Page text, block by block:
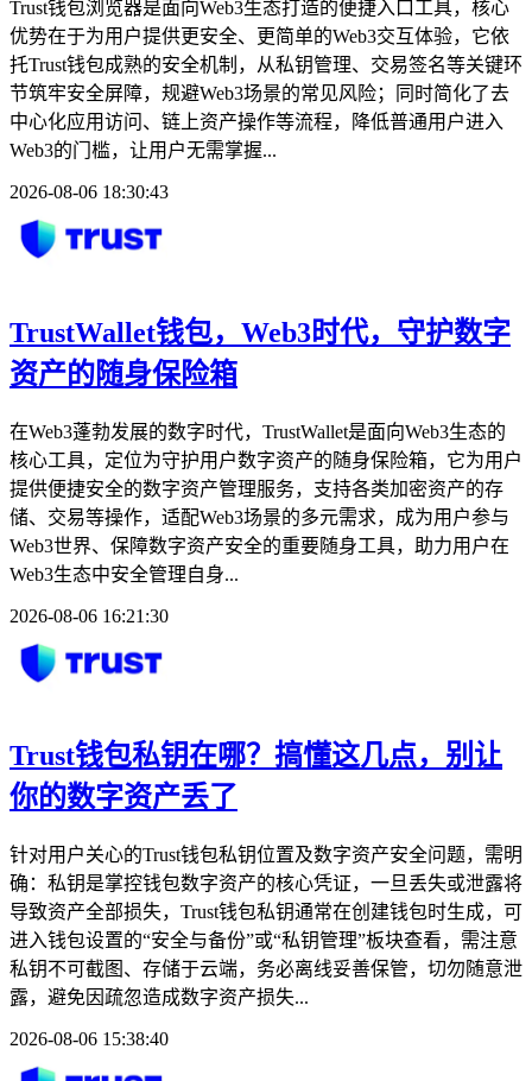
Trust钱包浏览器是面向Web3生态打造的便捷入口工具，核心
优势在于为用户提供更安全、更简单的Web3交互体验，它依
托Trust钱包成熟的安全机制，从私钥管理、交易签名等关键环
节筑牢安全屏障，规避Web3场景的常见风险；同时简化了去
中心化应用访问、链上资产操作等流程，降低普通用户进入
Web3的门槛，让用户无需掌握...
2026-08-06 18:30:43
TrustWallet钱包，Web3时代，守护数字
资产的随身保险箱
在Web3蓬勃发展的数字时代，TrustWallet是面向Web3生态的
核心工具，定位为守护用户数字资产的随身保险箱，它为用户
提供便捷安全的数字资产管理服务，支持各类加密资产的存
储、交易等操作，适配Web3场景的多元需求，成为用户参与
Web3世界、保障数字资产安全的重要随身工具，助力用户在
Web3生态中安全管理自身...
2026-08-06 16:21:30
Trust钱包私钥在哪？搞懂这几点，别让
你的数字资产丢了
针对用户关心的Trust钱包私钥位置及数字资产安全问题，需明
确：私钥是掌控钱包数字资产的核心凭证，一旦丢失或泄露将
导致资产全部损失，Trust钱包私钥通常在创建钱包时生成，可
进入钱包设置的“安全与备份”或“私钥管理”板块查看，需注意
私钥不可截图、存储于云端，务必离线妥善保管，切勿随意泄
露，避免因疏忽造成数字资产损失...
2026-08-06 15:38:40